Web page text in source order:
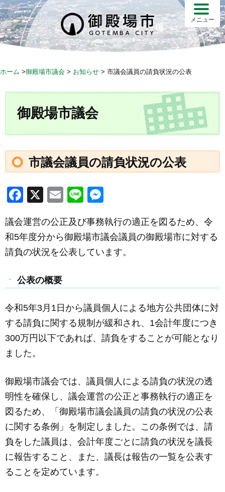
メニュー
ホーム >御殿場市議会 > お知らせ > 市議会議員の請負状況の公表
御殿場市議会
市議会議員の請負状況の公表
F
c
e
b
o
o
k
X
E
ail
Li
e
ss
e
n
er
議会運営の公正及び事務執行の適正を図るため、令
和5年度分から御殿場市議会議員の御殿場市に対する
請負の状況を公表しています。
公表の概要
令和5年3月1日から議員個人による地方公共団体に対
する請負に関する規制が緩和され、1会計年度につき
300万円以下であれば、請負をすることが可能となり
ました。
御殿場市議会では、議員個人による請負の状況の透
明性を確保し、議会運営の公正と事務執行の適正を
図るため、「御殿場市議会議員の請負の状況の公表
に関する条例」を制定しました。この条例では、請
負をした議員は、会計年度ごとに請負の状況を議長
に報告すること、また、議長は報告の一覧を公表す
ることを定めています。